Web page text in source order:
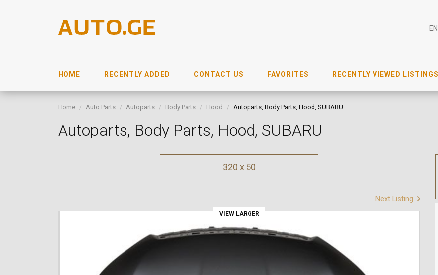
EN
HOME RECENTLY ADDED CONTACT US FAVORITES RECENTLY VIEWED LISTINGS
Home Auto Parts Autoparts Body Parts Hood Autoparts, Body Parts, Hood, SUBARU
Autoparts, Body Parts, Hood, SUBARU
320 x 50
Next Listing
VIEW LARGER